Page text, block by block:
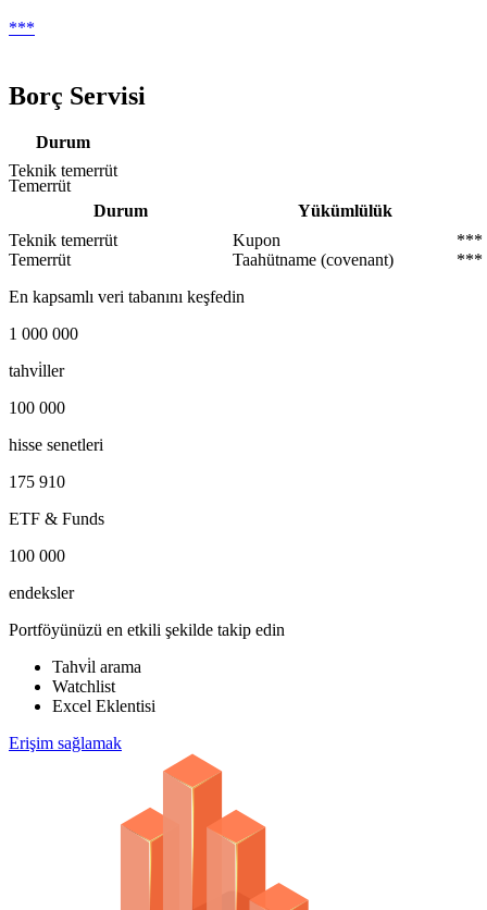
***
Borç Servisi
Durum
Teknik temerrüt
Temerrüt
Durum
Yükümlülük
Teknik temerrüt
Kupon
***
Temerrüt
Taahütname (covenant)
***
En kapsamlı veri tabanını keşfedin
1 000 000
tahvi̇ller
100 000
hisse senetleri
175 910
ETF & Funds
100 000
endeksler
Portföyünüzü en etkili şekilde takip edin
Tahvi̇l arama
Watchlist
Excel Eklentisi
Erişim sağlamak